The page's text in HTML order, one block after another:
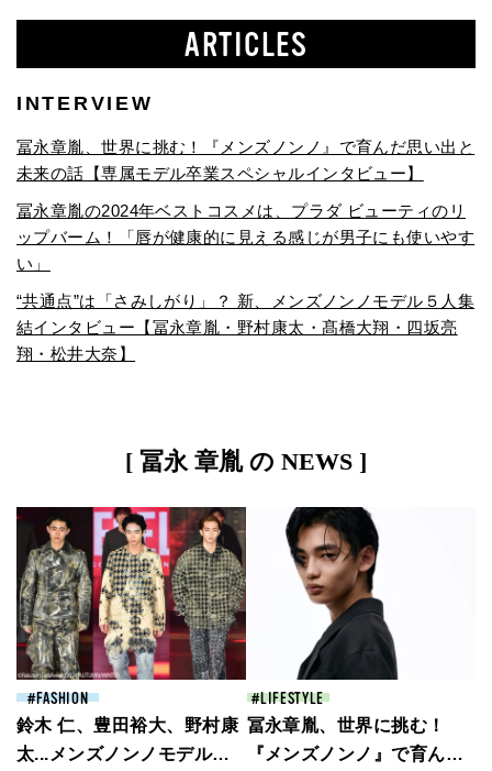
ARTICLES
INTERVIEW
冨永章胤、世界に挑む！『メンズノンノ』で育んだ思い出と
未来の話【専属モデル卒業スペシャルインタビュー】
冨永章胤の2024年ベストコスメは、プラダ ビューティのリ
ップバーム！「唇が健康的に見える感じが男子にも使いやす
い」
“共通点”は「さみしがり」？ 新、メンズノンノモデル５人集
結インタビュー【冨永章胤・野村康太・髙橋大翔・四坂亮
翔・松井大奈】
[ 冨永 章胤 の NEWS ]
FASHION
鈴木 仁、豊田裕大、野村康
太...メンズノンノモデルが
LIFESTYLE
冨永章胤、世界に挑む！
『メンズノンノ』で育んだ